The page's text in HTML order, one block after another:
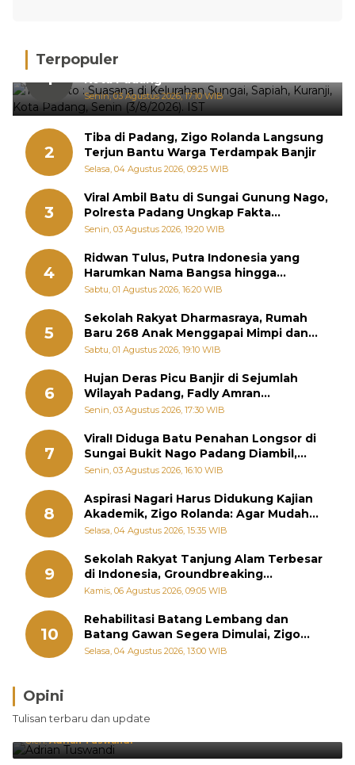
Terpopuler
1
Hujan Deras, 15 Titik Banjir Terdeteksi di
Kota Padang
Senin, 03 Agustus 2026, 17:10 WIB
2
Tiba di Padang, Zigo Rolanda Langsung
Terjun Bantu Warga Terdampak Banjir
Selasa, 04 Agustus 2026, 09:25 WIB
3
Viral Ambil Batu di Sungai Gunung Nago,
Polresta Padang Ungkap Fakta
Sebenarnya
Senin, 03 Agustus 2026, 19:20 WIB
4
Ridwan Tulus, Putra Indonesia yang
Harumkan Nama Bangsa hingga
Diabadikan dalam Buku Jepang
Sabtu, 01 Agustus 2026, 16:20 WIB
5
Sekolah Rakyat Dharmasraya, Rumah
Baru 268 Anak Menggapai Mimpi dan
Memutus Rantai Kemiskinan
Sabtu, 01 Agustus 2026, 19:10 WIB
6
Hujan Deras Picu Banjir di Sejumlah
Wilayah Padang, Fadly Amran
Perintahkan OPD Siaga
Senin, 03 Agustus 2026, 17:30 WIB
7
Viral! Diduga Batu Penahan Longsor di
Sungai Bukit Nago Padang Diambil,
Warga Khawatir Bencana Terulang
Senin, 03 Agustus 2026, 16:10 WIB
8
Aspirasi Nagari Harus Didukung Kajian
Akademik, Zigo Rolanda: Agar Mudah
Diperjuangkan di Kementerian
Selasa, 04 Agustus 2026, 15:35 WIB
9
Sekolah Rakyat Tanjung Alam Terbesar
di Indonesia, Groundbreaking
September
Kamis, 06 Agustus 2026, 09:05 WIB
10
Rehabilitasi Batang Lembang dan
Batang Gawan Segera Dimulai, Zigo
Rolanda Pastikan Proyek Berjalan
Selasa, 04 Agustus 2026, 13:00 WIB
Opini
Tulisan terbaru dan update
Brasil Lebih Diunggulkan, tetapi Jepang Selalu
Punya Cara Membuat Kejutan
Oleh:Adrian Tuswandi